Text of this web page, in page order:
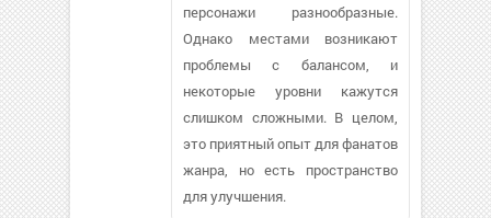
персонажи разнообразные.
Однако местами возникают
проблемы с балансом, и
некоторые уровни кажутся
слишком сложными. В целом,
это приятный опыт для фанатов
жанра, но есть пространство
для улучшения.